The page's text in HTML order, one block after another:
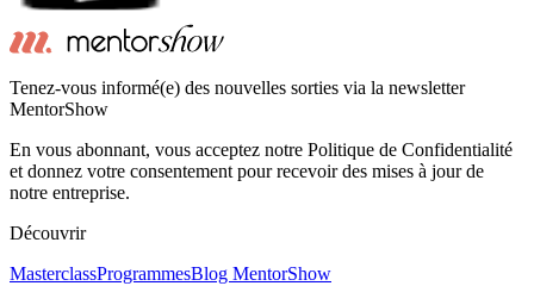
Tenez-vous informé(e) des nouvelles sorties via la newsletter
MentorShow
En vous abonnant, vous acceptez notre Politique de Confidentialité
et donnez votre consentement pour recevoir des mises à jour de
notre entreprise.
Découvrir
MasterclassProgrammesBlog MentorShow